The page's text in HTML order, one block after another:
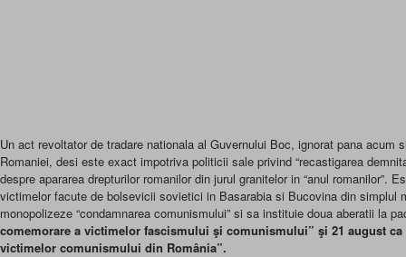
Un act revoltator de tradare nationala al Guvernului Boc, ignorat pana acum
Romaniei, desi este exact impotriva politicii sale privind “recastigarea
despre apararea drepturilor romanilor din jurul granitelor in “anul romanilor”.
victimelor facute de bolsevicii sovietici in Basarabia si Bucovina din simplul
monopolizeze “condamnarea comunismului” si sa instituie doua aberatii la
comemorare a victimelor fascismului şi comunismului” şi 21 august ca
victimelor comunismului din România”.